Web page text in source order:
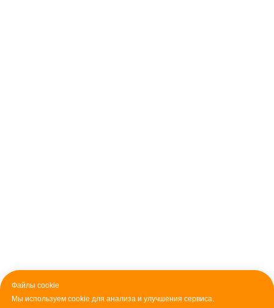
Файлы cookie
Мы используем cookie для анализа и улучшения сервиса.